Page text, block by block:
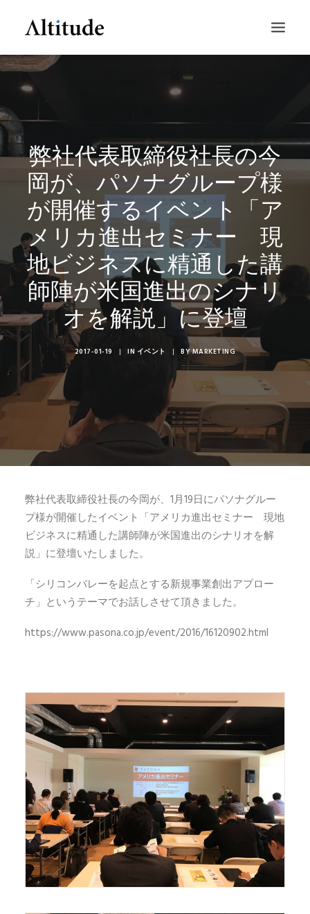
SEARCH
弊社代表取締役社長の今
岡が、パソナグループ様
が開催するイベント「ア
メリカ進出セミナー 現
地ビジネスに精通した講
師陣が米国進出のシナリ
オを解説」に登壇
2017-01-19 | IN イベント | BYMARKETING
弊社代表取締役社長の今岡が、1月19日にパソナグルー
プ様が開催したイベント「アメリカ進出セミナー 現地
ビジネスに精通した講師陣が米国進出のシナリオを解
説」に登壇いたしました。
「シリコンバレーを起点とする新規事業創出アプロー
チ」というテーマでお話しさせて頂きました。
https://www.pasona.co.jp/event/2016/16120902.html